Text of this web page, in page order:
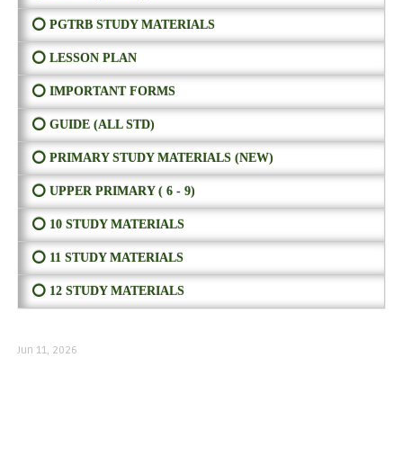
⭕ PGTRB STUDY MATERIALS
⭕ LESSON PLAN
⭕ IMPORTANT FORMS
⭕ GUIDE (ALL STD)
⭕ PRIMARY STUDY MATERIALS (NEW)
⭕ UPPER PRIMARY ( 6 - 9)
⭕ 10 STUDY MATERIALS
⭕ 11 STUDY MATERIALS
⭕ 12 STUDY MATERIALS
Jun 11, 2026